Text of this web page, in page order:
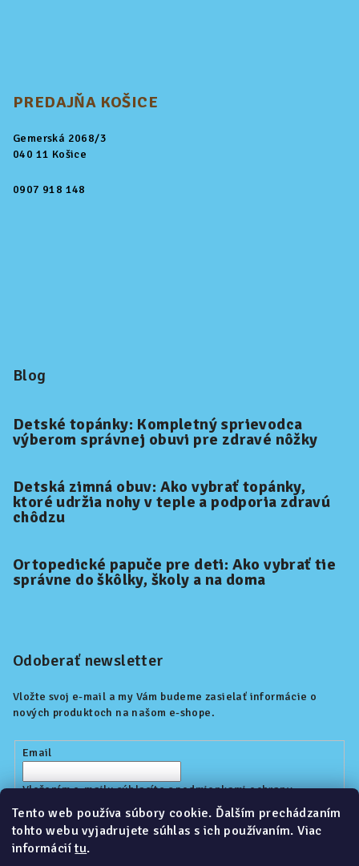
Tento web používa súbory cookie. Ďalším prechádzaním
tohto webu vyjadrujete súhlas s ich používaním. Viac
informáciítu.
PREDAJŇA KOŠICE
Gemerská 2068/3
040 11 Košice
0907 918 148
Blog
Detské topánky: Kompletný sprievodca
výberom správnej obuvi pre zdravé nôžky
Detská zimná obuv: Ako vybrať topánky,
ktoré udržia nohy v teple a podporia zdravú
chôdzu
Ortopedické papuče pre deti: Ako vybrať tie
správne do škôlky, školy a na doma
Odoberať newsletter
Vložte svoj e-mail a my Vám budeme zasielať informácie o
nových produktoch na našom e-shope.
Email
Vložením e-mailu súhlasíte spodmienkami ochrany
osobných údajov
Prihlásiť sa